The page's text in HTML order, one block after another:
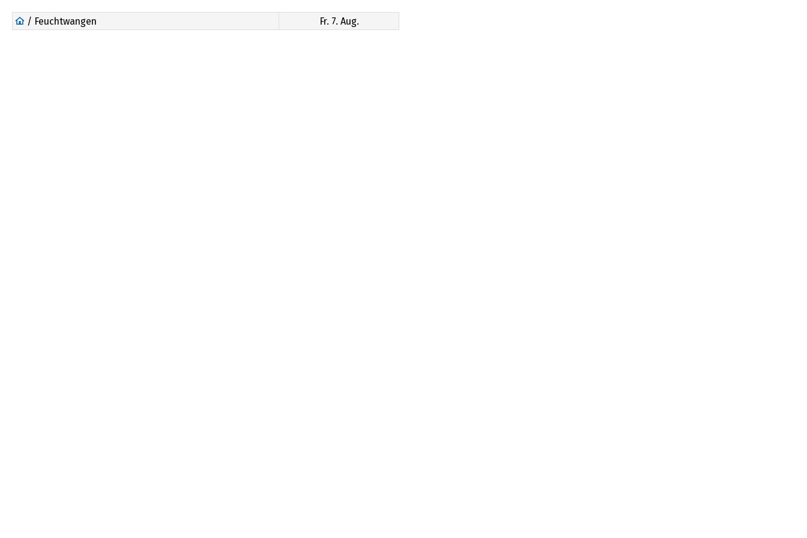
/ Feuchtwangen Fr. 7. Aug.